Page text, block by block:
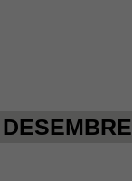
DESEMBRE